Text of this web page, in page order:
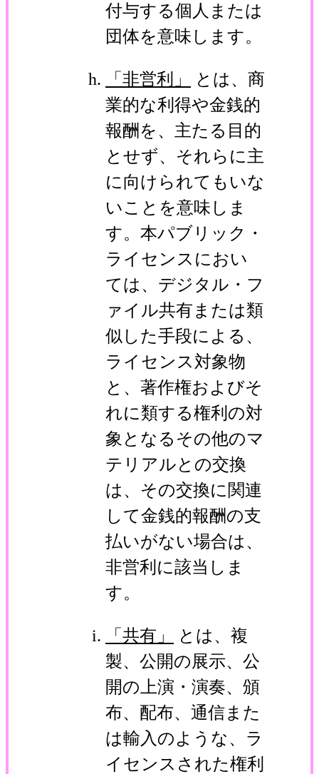
付与する個人または
団体を意味します。
「非営利」
とは、商
業的な利得や金銭的
報酬を、主たる目的
とせず、それらに主
に向けられてもいな
いことを意味しま
す。本パブリック・
ライセンスにおい
ては、デジタル・フ
ァイル共有または類
似した手段による、
ライセンス対象物
と、著作権およびそ
れに類する権利の対
象となるその他のマ
テリアルとの交換
は、その交換に関連
して金銭的報酬の支
払いがない場合は、
非営利に該当しま
す。
「共有」
とは、複
製、公開の展示、公
開の上演・演奏、頒
布、配布、通信また
は輸入のような、ラ
イセンスされた権利